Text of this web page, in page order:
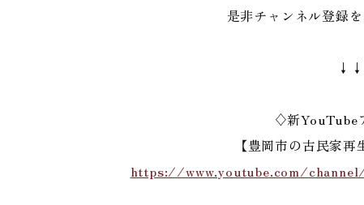
是非チャンネル登録
♢新YouTube
【豊岡市の古民家再
https://www.youtube.com/